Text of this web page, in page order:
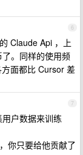
6
Claude Api ，上
。同样的使用频
面都比 Cursor 差
7
户数据来训练
你只要给他贡献了